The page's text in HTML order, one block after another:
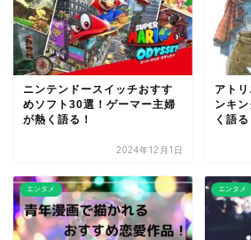
ニンテンドースイッチおすす
めソフト30選！ゲーマー主婦
が熱く語る！
2024年12月1日
アト
ンキ
く語る
エンタメ エンタメ